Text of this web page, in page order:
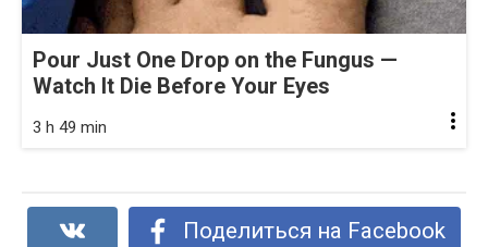
Pour Just One Drop on the Fungus —
Watch It Die Before Your Eyes
3 h 49 min
Поделиться на Facebook